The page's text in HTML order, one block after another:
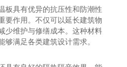
板具有优异的抗压性和防潮性
要作用。不仅可以延长建筑物
少维护与修缮成本。这种材料
够满足各类建筑设计需求。